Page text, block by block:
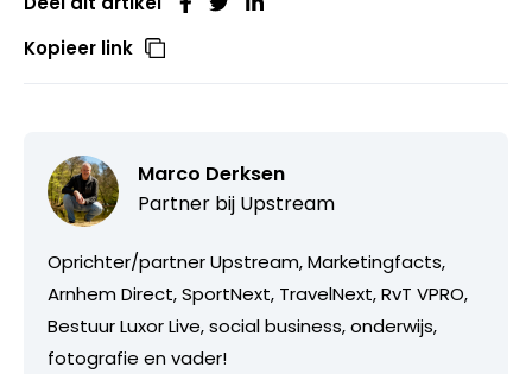
Kopieer link
Marco Derksen
Partner bij Upstream
Oprichter/partner Upstream, Marketingfacts,
Arnhem Direct, SportNext, TravelNext, RvT VPRO,
Bestuur Luxor Live, social business, onderwijs,
fotografie en vader!